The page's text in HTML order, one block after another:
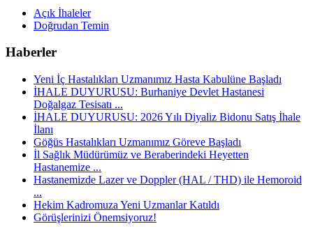
Açık İhaleler
Doğrudan Temin
Haberler
Yeni İç Hastalıkları Uzmanımız Hasta Kabulüne Başladı
İHALE DUYURUSU: Burhaniye Devlet Hastanesi
Doğalgaz Tesisatı ...
İHALE DUYURUSU: 2026 Yılı Diyaliz Bidonu Satış İhale
İlanı
Göğüs Hastalıkları Uzmanımız Göreve Başladı
İl Sağlık Müdürümüz ve Beraberindeki Heyetten
Hastanemize ...
Hastanemizde Lazer ve Doppler (HAL / THD) ile Hemoroid
...
Hekim Kadromuza Yeni Uzmanlar Katıldı
Görüşlerinizi Önemsiyoruz!